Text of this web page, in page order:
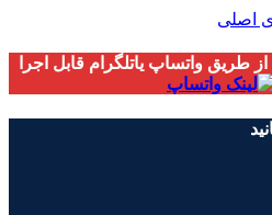
اصلی
واتساپ یاتلگرام قابل اجرا